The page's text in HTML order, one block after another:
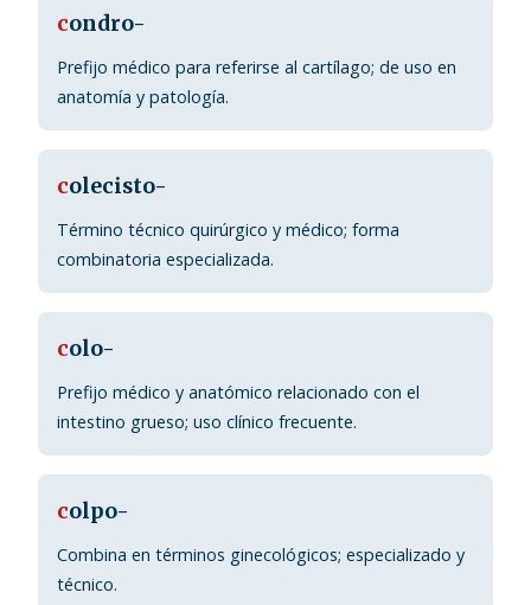
condro-
Prefijo médico para referirse al cartílago; de uso en
anatomía y patología.
colecisto-
Término técnico quirúrgico y médico; forma
combinatoria especializada.
colo-
Prefijo médico y anatómico relacionado con el
intestino grueso; uso clínico frecuente.
colpo-
Combina en términos ginecológicos; especializado y
técnico.